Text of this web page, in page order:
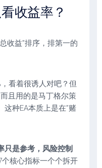
收益率？
收益”排序，排第一的
看着很诱人对吧？但
且用的是马丁格尔策
种EA本质上是在”赌
只是参考，风险控制
核心指标一个个拆开